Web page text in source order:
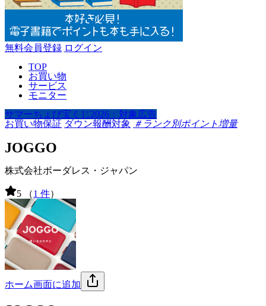
無料会員登録 ログイン
TOP
お買い物
サービス
モニター
サマーちょび宝くじ2026：対象広告
お買い物保証 ダウン報酬対象 ＃ランク別ポイント増量
JOGGO
株式会社ボーダレス・ジャパン
5 （1 件）
ホーム画面に追加